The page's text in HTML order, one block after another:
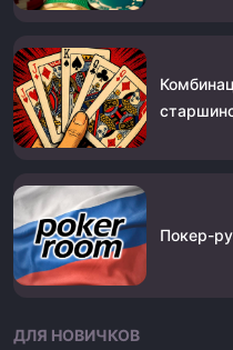
Покер-
ДЛЯ НОВИЧКОВ